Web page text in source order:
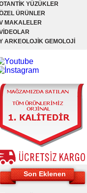
YÜZÜKLER
ÜRÜNLER
MAKALELER
ARKEOLOJİK GEMOLOJİ
Son Eklenen